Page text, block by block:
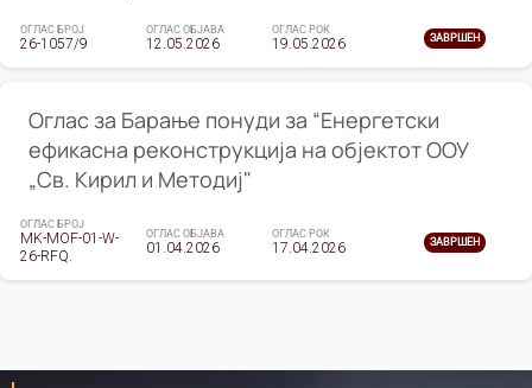
ОГЛАС БРОЈ
26-1057/9
ОГЛАС ОБЈАВА
12.05.2026
ОГЛАС РОК
19.05.2026 ЗАВРШЕН
Оглас за Барање понуди за “Енергетски
ефикасна реконструкција на објектот ООУ
„Св. Кирил и Методиј"
ОГЛАС БРОЈ
MK-MOF-01-W-
26-RFQ.
ОГЛАС ОБЈАВА
01.04.2026
ОГЛАС РОК
17.04.2026 ЗАВРШЕН